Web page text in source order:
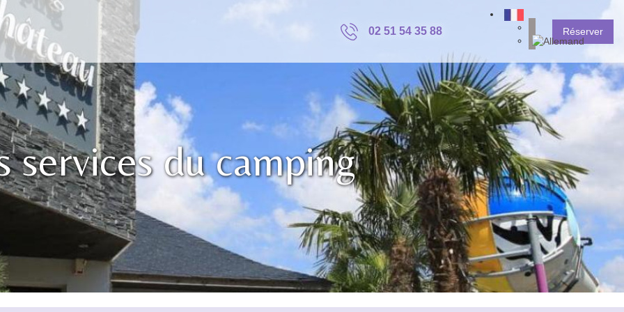
02 51 54 35 88 Réserver
services du camping